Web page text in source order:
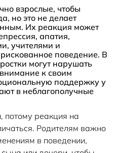
взрослые, чтобы
но это не делает
Их реакция может
апатия,
учителями и
поведение. В
могут нарушать
к своим
поддержку у
в неблагополучные
потому реакция на
Родителям важно
в поведении,